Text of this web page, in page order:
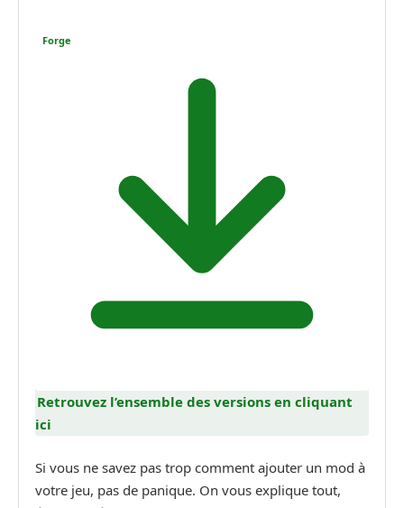
Forge
Retrouvez l’ensemble des versions en cliquant
ici
Si vous ne savez pas trop comment ajouter un mod à
votre jeu, pas de panique. On vous explique tout,